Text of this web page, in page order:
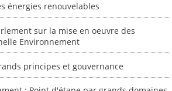
énergies renouvelables
sur la mise en oeuvre des
Environnement
principes et gouvernance